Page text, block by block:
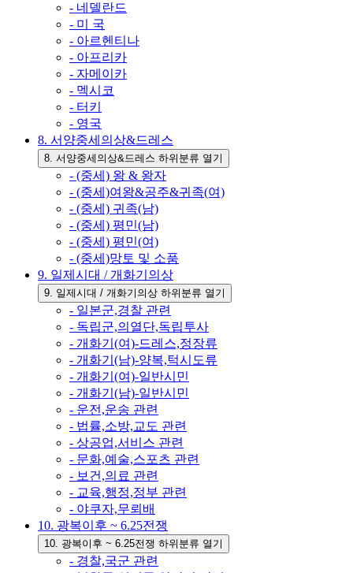
- 네델란드
- 미 국
- 아르헨티나
- 아프리카
- 자메이카
- 멕시코
- 터키
- 영국
8. 서양중세의상&드레스
8. 서양중세의상&드레스 하위분류 열기
- (중세) 왕 & 왕자
- (중세)여왕&공주&귀족(여)
- (중세) 귀족(남)
- (중세) 평민(남)
- (중세) 평민(여)
- (중세)망토 및 소품
9. 일제시대 / 개화기의상
9. 일제시대 / 개화기의상 하위분류 열기
- 일본군,경찰 관련
- 독립군,의열단,독립투사
- 개화기(여)-드레스,정장류
- 개화기(남)-양복,턱시도류
- 개화기(여)-일반시민
- 개화기(남)-일반시민
- 운전,운송 관련
- 법률,소방,교도 관련
- 상공업,서비스 관련
- 문화,예술,스포츠 관련
- 보건,의료 관련
- 교육,행정,정부 관련
- 야쿠자,무뢰배
10. 광복이후 ~ 6.25전쟁
10. 광복이후 ~ 6.25전쟁 하위분류 열기
- 경찰,국군 관련